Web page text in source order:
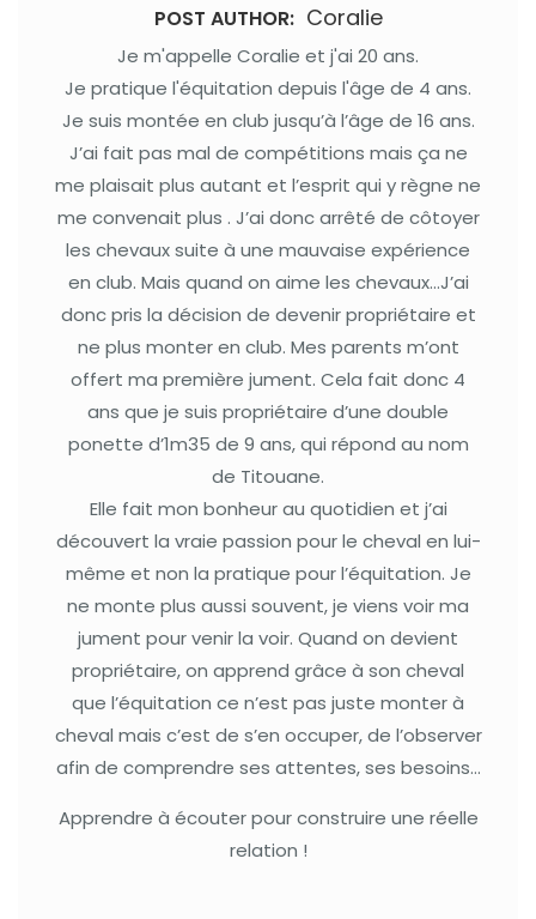
POST AUTHOR: Coralie
Je m'appelle Coralie et j'ai 20 ans.
Je pratique l'équitation depuis l'âge de 4 ans.
Je suis montée en club jusqu’à l’âge de 16 ans.
J’ai fait pas mal de compétitions mais ça ne
me plaisait plus autant et l’esprit qui y règne ne
me convenait plus . J’ai donc arrêté de côtoyer
les chevaux suite à une mauvaise expérience
en club. Mais quand on aime les chevaux…J’ai
donc pris la décision de devenir propriétaire et
ne plus monter en club. Mes parents m’ont
offert ma première jument. Cela fait donc 4
ans que je suis propriétaire d’une double
ponette d’1m35 de 9 ans, qui répond au nom
de Titouane.
Elle fait mon bonheur au quotidien et j’ai
découvert la vraie passion pour le cheval en lui-
même et non la pratique pour l’équitation. Je
ne monte plus aussi souvent, je viens voir ma
jument pour venir la voir. Quand on devient
propriétaire, on apprend grâce à son cheval
que l’équitation ce n’est pas juste monter à
cheval mais c’est de s’en occuper, de l’observer
afin de comprendre ses attentes, ses besoins…
Apprendre à écouter pour construire une réelle
relation !